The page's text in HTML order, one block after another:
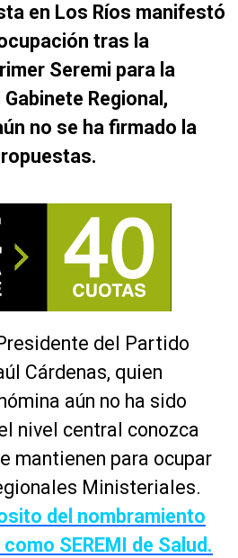
en Los Ríos manifestó
tras la
Seremi para la
Regional,
no se ha firmado la
del Partido
Cárdenas, quien
aún no ha sido
nivel central conozca
mantienen para ocupar
Ministeriales.
del nombramiento
SEREMI de Salud.